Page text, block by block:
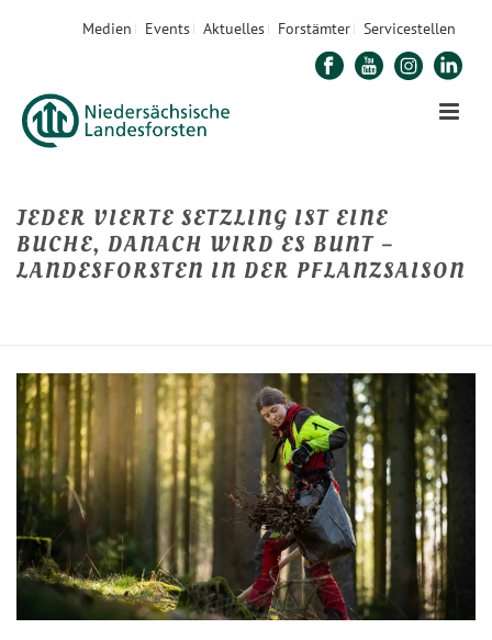
Medien Events Aktuelles Forstämter Servicestellen
JEDER VIERTE SETZLING IST EINE
BUCHE, DANACH WIRD ES BUNT –
LANDESFORSTEN IN DER PFLANZSAISON